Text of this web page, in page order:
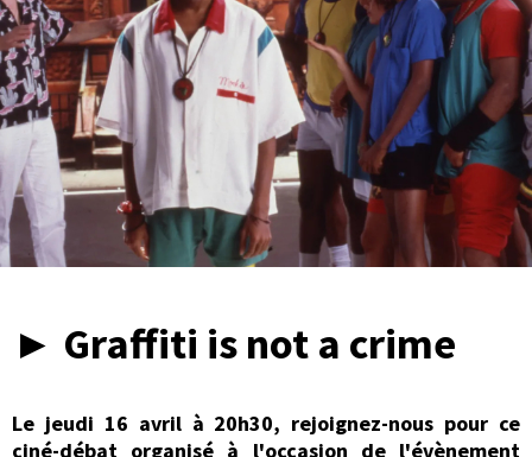
► Graffiti is not a crime
Le jeudi 16 avril à 20h30, rejoignez-nous pour ce
ciné-débat organisé à l'occasion de l'évènement